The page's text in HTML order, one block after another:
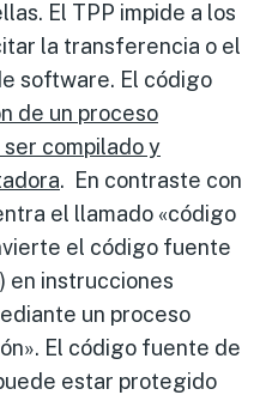
El TPP impide a los
la transferencia o el
software. El código
de un proceso
compilado y
. En contraste con
el llamado «código
el código fuente
en instrucciones
un proceso
El código fuente de
estar protegido